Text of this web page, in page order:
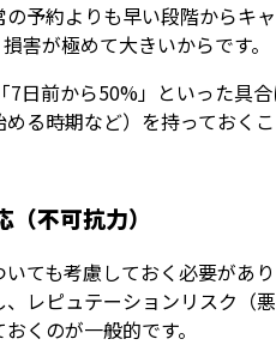
予約よりも早い段階からキ
害が極めて大きいからです。
日前から50%」といった具
る時期など）を持っておく
不可抗力）
ても考慮しておく必要があ
レピュテーションリスク（
くのが一般的です。